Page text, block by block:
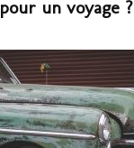
pour un voyage ?